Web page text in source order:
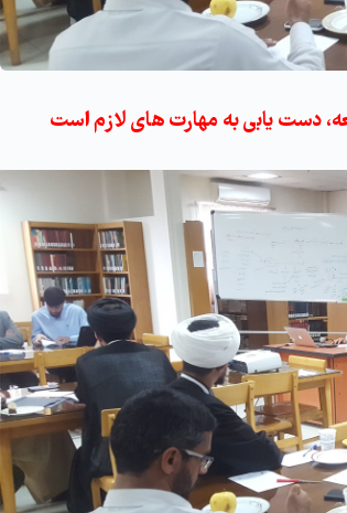
دست یابی به مهارت های لازم است